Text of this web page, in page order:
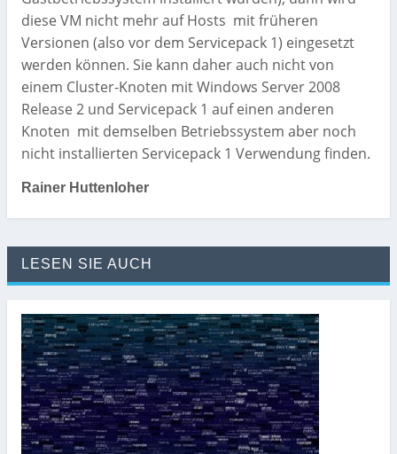
diese VM nicht mehr auf Hosts mit früheren
Versionen (also vor dem Servicepack 1) eingesetzt
werden können. Sie kann daher auch nicht von
einem Cluster-Knoten mit Windows Server 2008
Release 2 und Servicepack 1 auf einen anderen
Knoten mit demselben Betriebssystem aber noch
nicht installierten Servicepack 1 Verwendung finden.
Rainer Huttenloher
LESEN SIE AUCH